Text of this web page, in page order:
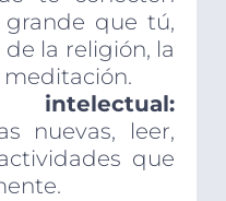
que tú,
de la religión, la
meditación.
nuevas, leer,
que